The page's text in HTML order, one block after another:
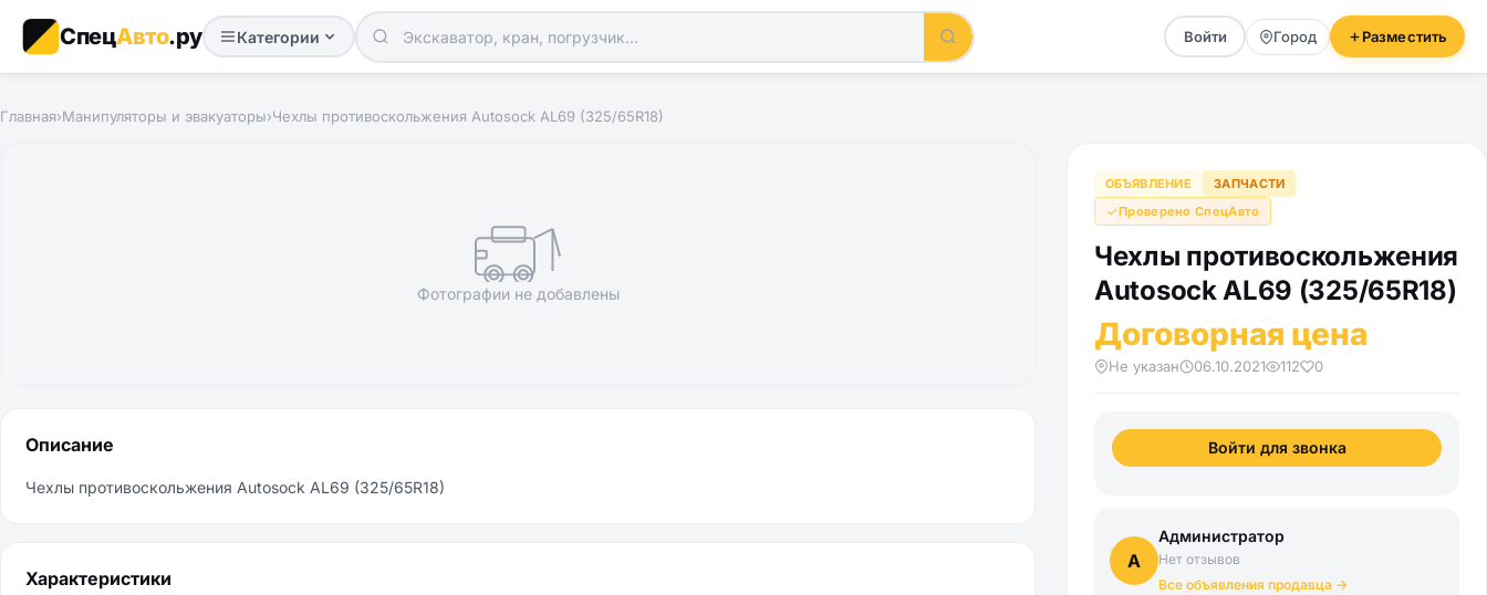
СпецАвто.ру Категории Войти Город Разместить
Главная›Манипуляторы и эвакуаторы›Чехлы противоскольжения Autosock AL69 (325/65R18)
Фотографии не добавлены
ОБЪЯВЛЕНИЕ
ЗАПЧАСТИ
Проверено СпецАвто
Чехлы противоскольжения
Autosock AL69 (325/65R18)
Договорная цена
Не указан 06.10.2021 112 0
Войти для звонка
А
Администратор
Нет отзывов
Все объявления продавца →
Описание
Чехлы противоскольжения Autosock AL69 (325/65R18)
Характеристики